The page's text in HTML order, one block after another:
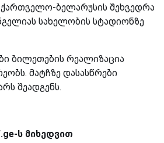
ბელარუსის შეხვედრა
სახელობის სტადიონზე
ბილეთების რეალიზაცია
მატჩზე დასასწრები
შეადგენს.
ს მიხედვით